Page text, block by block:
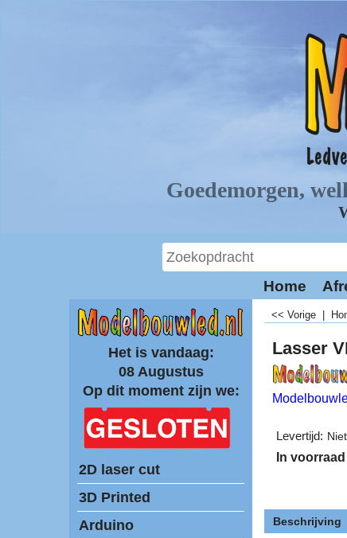
Home
Het is vandaag:
08 Augustus
Op dit moment zijn we:
2D laser cut
3D Printed
Arduino
<< Vorige
Lasser
Levertijd:
In voorraad
Beschrijving